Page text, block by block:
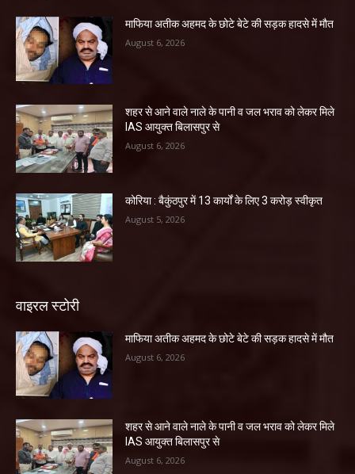
माफिया अतीक अहमद के छोटे बेटे की सड़क हादसे में मौत
August 6, 2026
शहर से आने वाले नाले के पानी व जल भराव को लेकर मिले
IAS आयुक्त बिलासपुर से
August 6, 2026
कोरिया : बैकुंठपुर में 13 कार्यों के लिए 3 करोड़ स्वीकृत
August 5, 2026
वाइरल स्टोरी
माफिया अतीक अहमद के छोटे बेटे की सड़क हादसे में मौत
August 6, 2026
शहर से आने वाले नाले के पानी व जल भराव को लेकर मिले
IAS आयुक्त बिलासपुर से
August 6, 2026